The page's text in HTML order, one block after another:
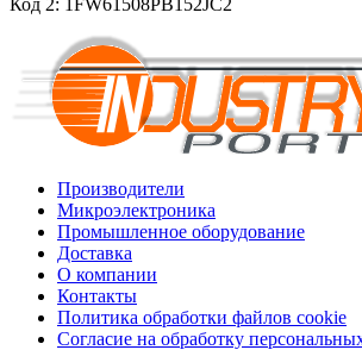
Производители
Микроэлектроника
Промышленное оборудование
Доставка
О компании
Контакты
Политика обработки файлов cookie
Согласие на обработку